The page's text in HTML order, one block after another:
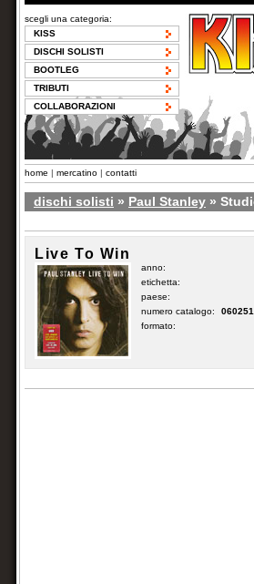
scegli una categoria:
KISS
DISCHI SOLISTI
BOOTLEG
TRIBUTI
COLLABORAZIONI
home | mercatino | contatti
dischi solisti » Paul Stanley »
Live To Win
anno:
etichetta:
paese:
numero catalogo:
formato: